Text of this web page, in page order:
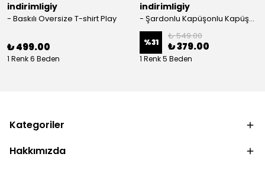
indirimligiy
- Baskılı Oversize T-shirt Play
₺ 499.00
1 Renk 6 Beden
indirimligiy
- Şardonlu Kapüşonlu Kapüşonlu Kanguru Cep Oversize Lastik Paça Sweatshirt Takimi
%31
₺ 549.00
₺ 379.00
1 Renk 5 Beden
Kategoriler
Hakkımızda